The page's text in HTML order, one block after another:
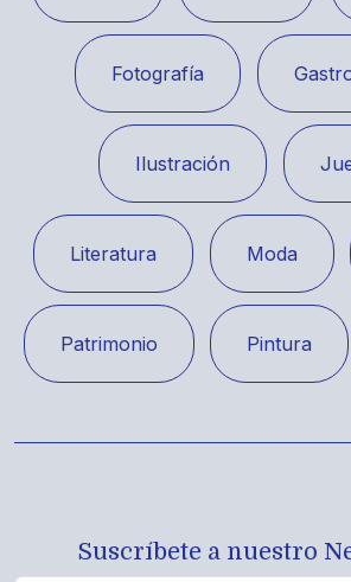
Fotografía
Ilustración
Literatura Moda
Patrimonio Pintura
Suscríbete a nuestro